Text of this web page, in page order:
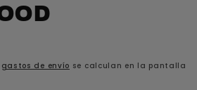
gastos de envío se calculan en la pantalla